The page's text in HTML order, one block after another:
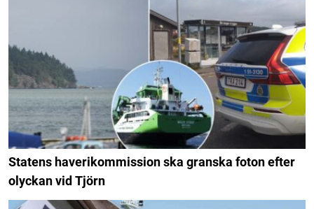
Statens haverikommission ska granska foton efter
olyckan vid Tjörn